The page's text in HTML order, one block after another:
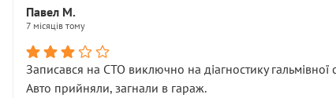
Павел М.
7 місяців тому
Записався на СТО виключно на діагностику
Авто прийняли, загнали в гараж.